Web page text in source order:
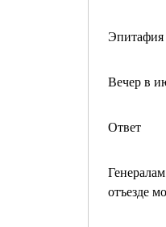
Эпитафия
Вечер в
Ответ
отъезде